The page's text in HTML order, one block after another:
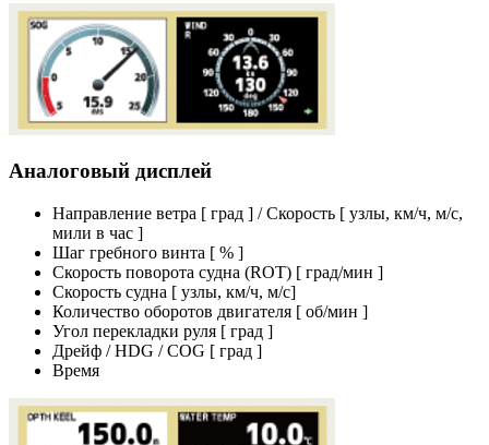
Аналоговый дисплей
Направление ветра [ град ] / Скорость [ узлы, км/ч, м/с,
мили в час ]
Шаг гребного винта [ % ]
Скорость поворота судна (ROT) [ град/мин ]
Скорость судна [ узлы, км/ч, м/с]
Количество оборотов двигателя [ об/мин ]
Угол перекладки руля [ град ]
Дрейф / HDG / COG [ град ]
Время